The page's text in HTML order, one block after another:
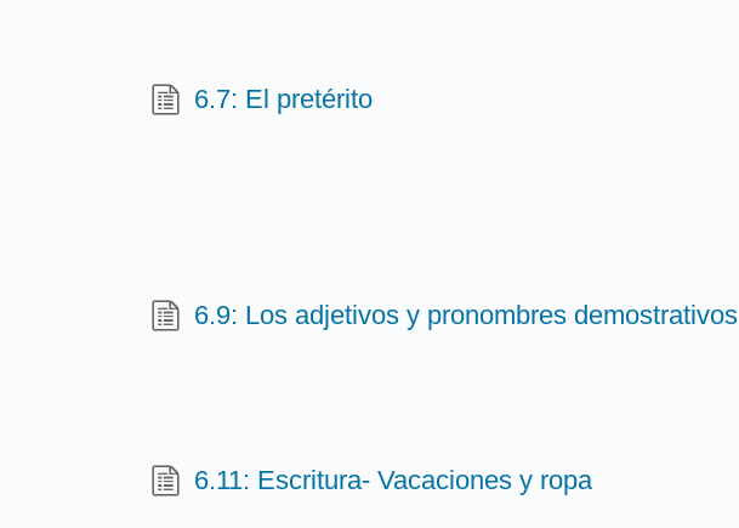
6.7: El pretérito
6.9: Los adjetivos y pronombres demostrativos
6.11: Escritura- Vacaciones y ropa